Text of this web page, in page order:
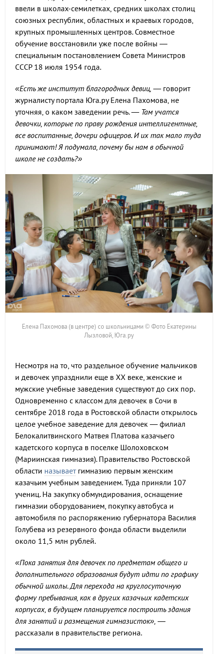
ввели в школах-семилетках, средних школах столиц
союзных республик, областных и краевых городов,
крупных промышленных центров. Совместное
обучение восстановили уже после войны —
специальным постановлением Совета Министров
СССР 18 июля 1954 года.
«Есть же институт благородных девиц, — говорит
журналисту портала Юга.ру Елена Пахомова, не
уточняя, о каком заведении речь.— Там учатся
девочки, которые по праву рождения интеллигентные,
все воспитанные, дочери офицеров. И их так мало туда
принимают! Я подумала, почему бы нам в обычной
школе не создать?»
Елена Пахомова (в центре) со школьницами © Фото Екатерины
Лызловой, Юга.ру
Несмотря на то, что раздельное обучение мальчиков
и девочек упразднили еще в XX веке, женские и
мужские учебные заведения существуют до сих пор.
Одновременно с классом для девочек в Сочи в
сентябре 2018 года в Ростовской области открылось
целое учебное заведение для девочек — филиал
Белокалитвинского Матвея Платова казачьего
кадетского корпуса в поселке Шолоховском
(Мариинская гимназия). Правительство Ростовской
области называетгимназию первым женским
казачьим учебным заведением. Туда приняли 107
учениц. На закупку обмундирования, оснащение
гимназии оборудованием, покупку автобуса и
автомобиля по распоряжению губернатора Василия
Голубева из резервного фонда области выделили
около 11,5 млн рублей.
«Пока занятия для девочек по предметам общего и
дополнительного образования будут идти по графику
обычной школы. Для перехода на круглосуточную
форму пребывания, как в других казачьих кадетских
корпусах, в будущем планируется построить здания
для занятий и размещения гимназисток», —
рассказали в правительстве региона.